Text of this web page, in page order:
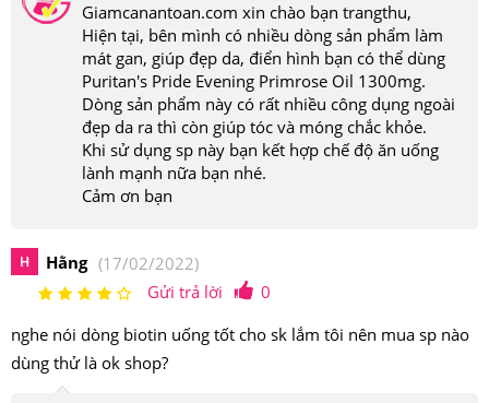
Giamcanantoan.com xin chào bạn trangthu,
Hiện tại, bên mình có nhiều dòng sản phẩm làm
mát gan, giúp đẹp da, điển hình bạn có thể dùng
Puritan's Pride Evening Primrose Oil 1300mg.
Dòng sản phẩm này có rất nhiều công dụng ngoài
đẹp da ra thì còn giúp tóc và móng chắc khỏe.
Khi sử dụng sp này bạn kết hợp chế độ ăn uống
lành mạnh nữa bạn nhé.
Cảm ơn bạn
H Hằng (17/02/2022)
Gửi trả lời
0
nghe nói dòng biotin uống tốt cho sk lắm tôi nên mua sp nào
dùng thử là ok shop?